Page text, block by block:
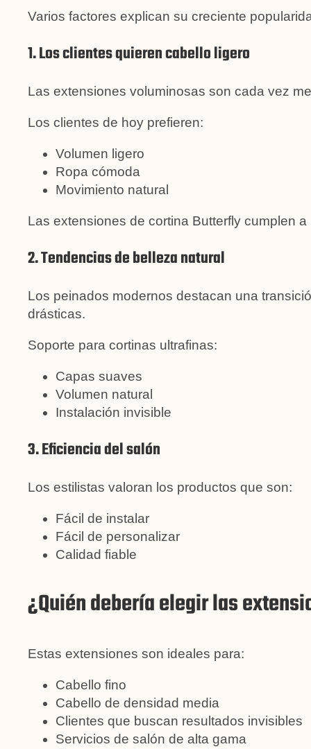
Varios factores explican su creciente
1. Los clientes quieren cabello ligero
Las extensiones voluminosas son cada vez
Los clientes de hoy prefieren:
Volumen ligero
Ropa cómoda
Movimiento natural
Las extensiones de cortina Butterfly cumplen
2. Tendencias de belleza natural
Los peinados modernos destacan una
drásticas.
Soporte para cortinas ultrafinas:
Capas suaves
Volumen natural
Instalación invisible
3. Eficiencia del salón
Los estilistas valoran los productos que son:
Fácil de instalar
Fácil de personalizar
Calidad fiable
¿Quién debería elegir las
Estas extensiones son ideales para:
Cabello fino
Cabello de densidad media
Clientes que buscan resultados invisibles
Servicios de salón de alta gama